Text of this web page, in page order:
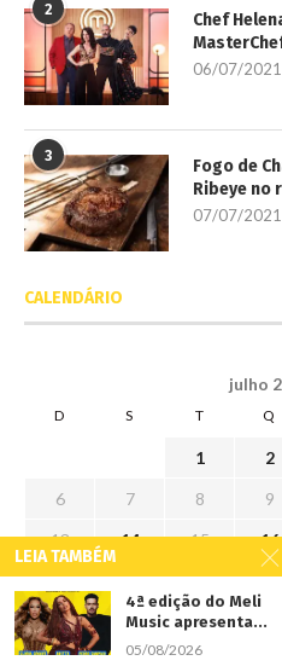
2
Chef
06/07/2021
3
Fogo de
Ribeye no
07/07/2021
CALENDÁRIO
julho
D S T Q
1 2
6
7 8 9
13
14 15 16
20
21 22 23
27
28 29 30
LEIA TAMBÉM
4ª edição do Meli
Music apresenta...
05/08/2026